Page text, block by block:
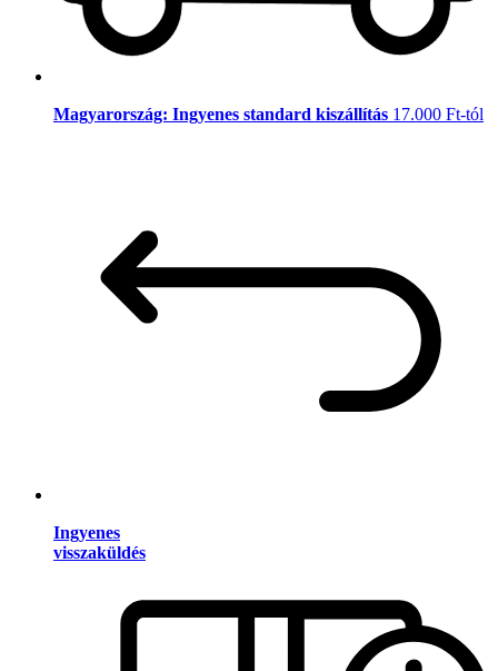
Magyarország: Ingyenes standard kiszállítás 17.000 Ft-tól
Ingyenes
visszaküldés